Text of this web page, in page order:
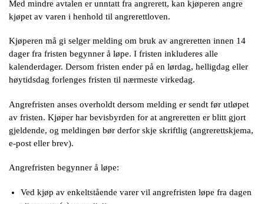
Med mindre avtalen er unntatt fra angrerett, kan kjøperen angre
kjøpet av varen i henhold til angrerettloven.
Kjøperen må gi selger melding om bruk av angreretten innen 14
dager fra fristen begynner å løpe. I fristen inkluderes alle
kalenderdager. Dersom fristen ender på en lørdag, helligdag eller
høytidsdag forlenges fristen til nærmeste virkedag.
Angrefristen anses overholdt dersom melding er sendt før utløpet
av fristen. Kjøper har bevisbyrden for at angreretten er blitt gjort
gjeldende, og meldingen bør derfor skje skriftlig (angrerettskjema,
e-post eller brev).
Angrefristen begynner å løpe:
Ved kjøp av enkeltstående varer vil angrefristen løpe fra dagen